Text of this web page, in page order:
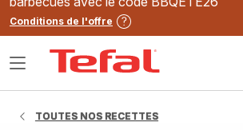
Conditions de l'offre
Ouvrir
TOUTES NOS RECETTES